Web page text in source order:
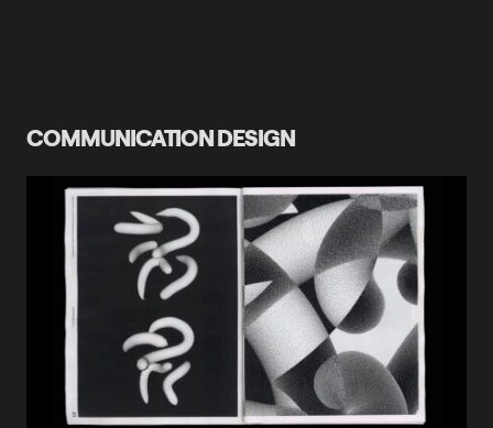
COMMUNICATION DESIGN